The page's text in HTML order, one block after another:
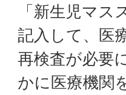
「新生児マ
記入して、医
再検査が必要
かに医療機関